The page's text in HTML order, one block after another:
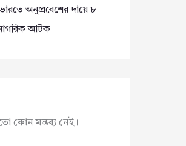
অনুপ্রবেশের দায়ে ৮
নাগরিক আটক
কোন মন্তব্য নেই।